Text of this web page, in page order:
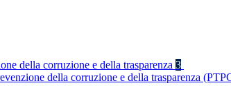
della corruzione e della trasparenza 3
della corruzione e della trasparenza